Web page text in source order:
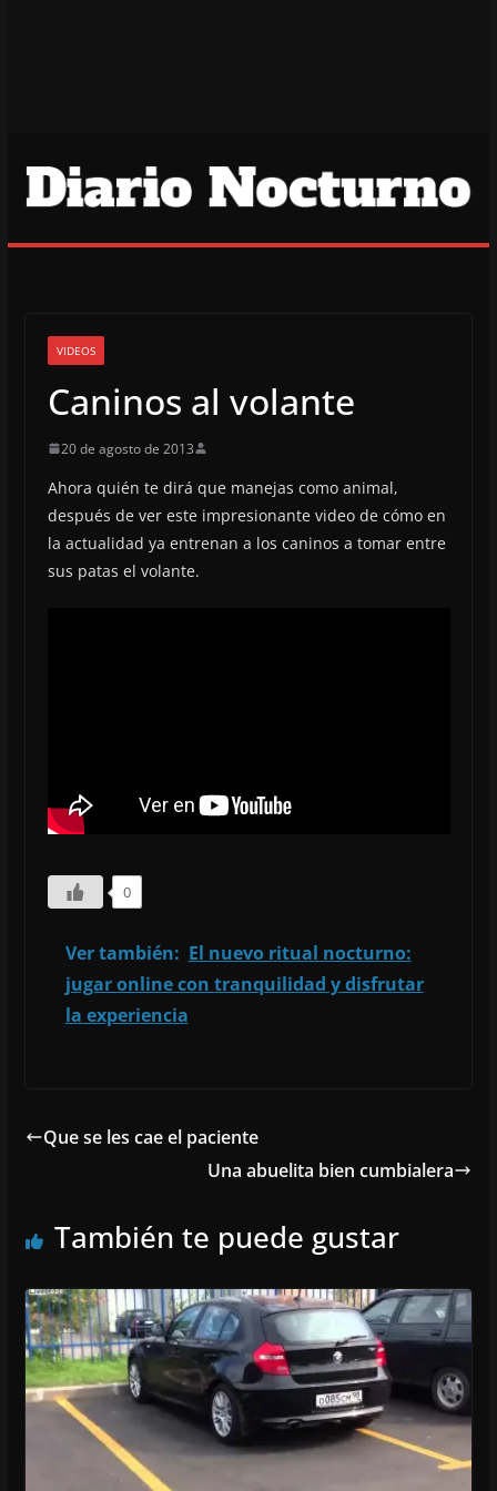
VIDEOS
Caninos al volante
20 de agosto de 2013
Ahora quién te dirá que manejas como animal,
después de ver este impresionante video de cómo en
la actualidad ya entrenan a los caninos a tomar entre
sus patas el volante.
0
Ver también: El nuevo ritual nocturno:
jugar online con tranquilidad y disfrutar
la experiencia
Que se les cae el paciente
Una abuelita bien cumbialera
También te puede gustar